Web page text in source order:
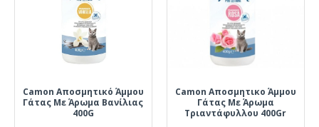
Camon Αποσμητικό Άμμου
Γάτας Με Άρωμα Βανίλιας
400G
Camon Αποσμητικο Άμμου
Γάτας Με Άρωμα
Τριαντάφυλλου 400Gr